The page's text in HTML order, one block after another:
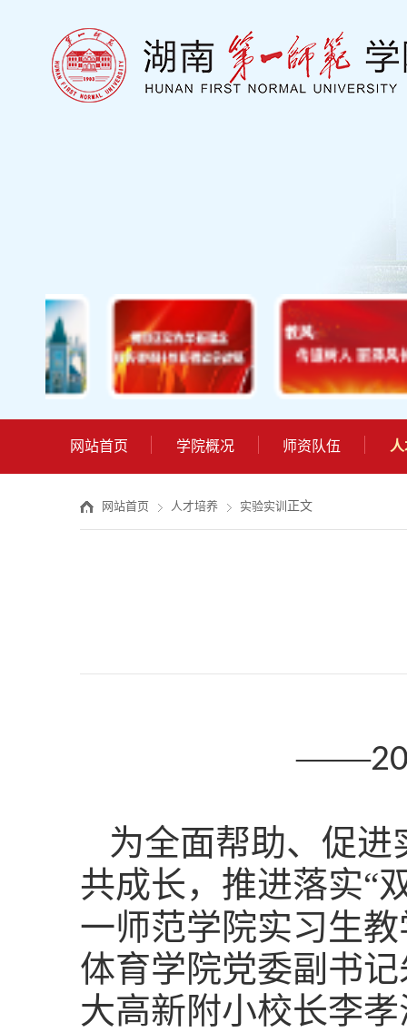
网站首页 学院概况 师资队伍
网站首页 人才培养 实验实训 正文
——
为全面帮助、促
共成长，推进落实“
一师范学院实习生
体育学院党委副书
大高新附小校长李